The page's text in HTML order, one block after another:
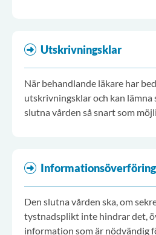
Utskrivningsklar
När behandlande läkare har
utskrivningsklar och kan lämna
slutna vården så snart som
Den slutna vården ska, om
tystnadsplikt inte hindrar det,
information som är nödvändig